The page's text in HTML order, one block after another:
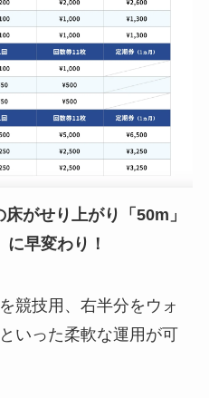
がせり上がり「50m」
早変わり！
競技用、右半分をウォ
いった柔軟な運用が可